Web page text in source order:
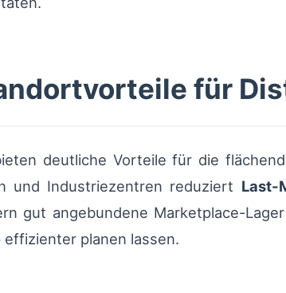
für
deutliche Vorteile für die
und Industriezentren reduziert Last-
gut angebundene Marketplace-
effizienter planen lassen.